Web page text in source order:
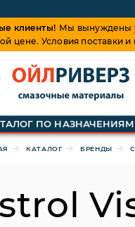
клиенты! Мы вынуждены
цене. Условия поставки
ПО НАЗНАЧЕНИЯМ
ваше внимание, что цена
КАТАЛОГ БРЕНДЫ